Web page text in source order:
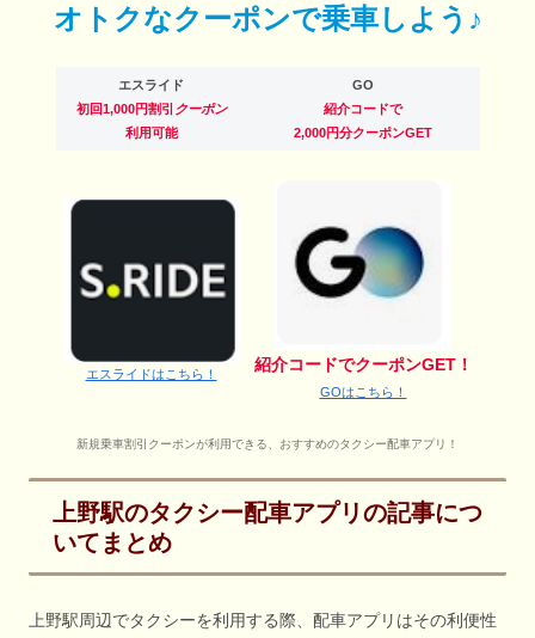
オトクなクーポンで乗車しよう♪
エスライド
初回1,000円割引 クーポン
利用可能
GO
紹介コードで
2,000円分クーポンGET
エスライドはこちら！
紹介コードでクーポンGET！
GOはこちら！
新規乗車割引クーポンが利用できる、おすすめのタクシー配車アプリ！
上野駅のタクシー配車アプリの記事につ
いてまとめ
上野駅周辺でタクシーを利用する際、配車アプリはその利便性